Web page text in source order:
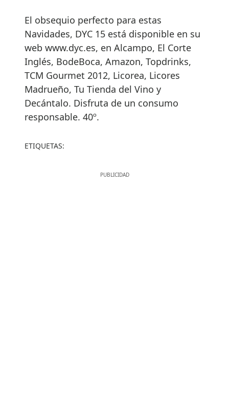
El obsequio perfecto para estas
Navidades, DYC 15 está disponible en su
web www.dyc.es, en Alcampo, El Corte
Inglés, BodeBoca, Amazon, Topdrinks,
TCM Gourmet 2012, Licorea, Licores
Madrueño, Tu Tienda del Vino y
Decántalo. Disfruta de un consumo
responsable. 40º.
ETIQUETAS: